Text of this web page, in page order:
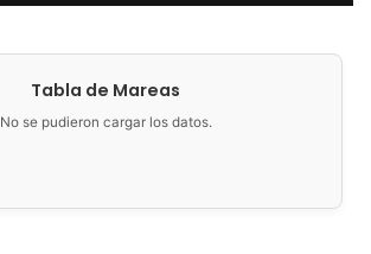
Tabla de Mareas
No se pudieron cargar los datos.